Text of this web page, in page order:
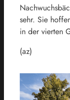
sehr. Sie
in der vierten
(az)